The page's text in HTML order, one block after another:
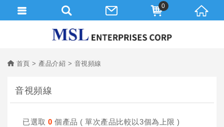
首頁 產品介紹 音視頻線
音視頻線
已選取 0個產品 ( 單次產品比較以3個為上限 )
0